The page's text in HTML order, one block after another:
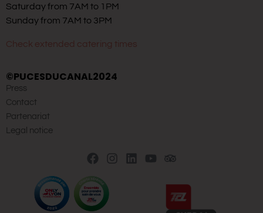
Saturday from 7AM to 1PM
Sunday from 7AM to 3PM
Check extended catering times
©PUCESDUCANAL2024
Press
Contact
Partenariat
Legal notice